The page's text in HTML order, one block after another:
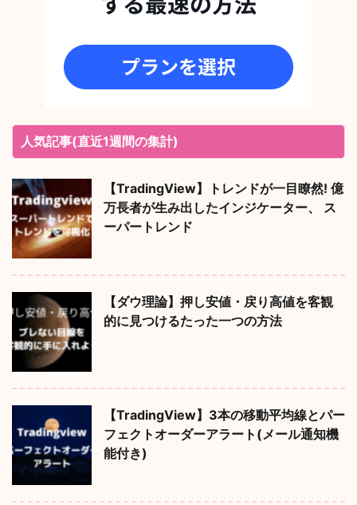
人気記事(直近1週間の集計)
【TradingView】トレンドが一目瞭然! 億
万長者が生み出したインジケーター、 ス
ーパートレンド
【ダウ理論】押し安値・戻り高値を客観
的に見つけるたった一つの方法
【TradingView】3本の移動平均線とパー
フェクトオーダーアラート(メール通知機
能付き)